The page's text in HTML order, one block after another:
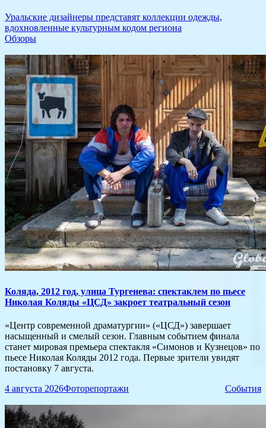
Уральские дизайнеры представят коллекции одежды,
вдохновленные культурным кодом региона
Обзоры
Коляда, 2012 год, улица Тургенева: спектаклем по пьесе
Николая Коляды «ЦСД» закроет театральный сезон
«Центр современной драматургии» («ЦСД») завершает
насыщенный и смелый сезон. Главным событием финала
станет мировая премьера спектакля «Симонов и Кузнецов» по
пьесе Николая Коляды 2012 года. Первые зрители увидят
постановку 7 августа.
4 августа 2026
События
Фоторепортажи